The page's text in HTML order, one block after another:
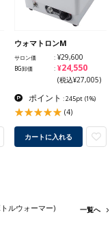
ウォマトロンM
サロン価 ¥29,600
BG卸価 ¥24,550
(税込¥27,005)
ポイント : 245pt (1%)
(4)
カートに入れる
ルウォーマー) 一覧へ